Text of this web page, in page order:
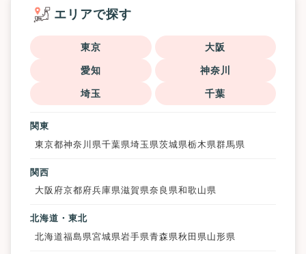
エリアで探す
東京 大阪
愛知 神奈川
埼玉 千葉
関東
東京都神奈川県千葉県埼玉県茨城県栃木県群馬県
関西
大阪府京都府兵庫県滋賀県奈良県和歌山県
北海道・東北
北海道福島県宮城県岩手県青森県秋田県 山形県